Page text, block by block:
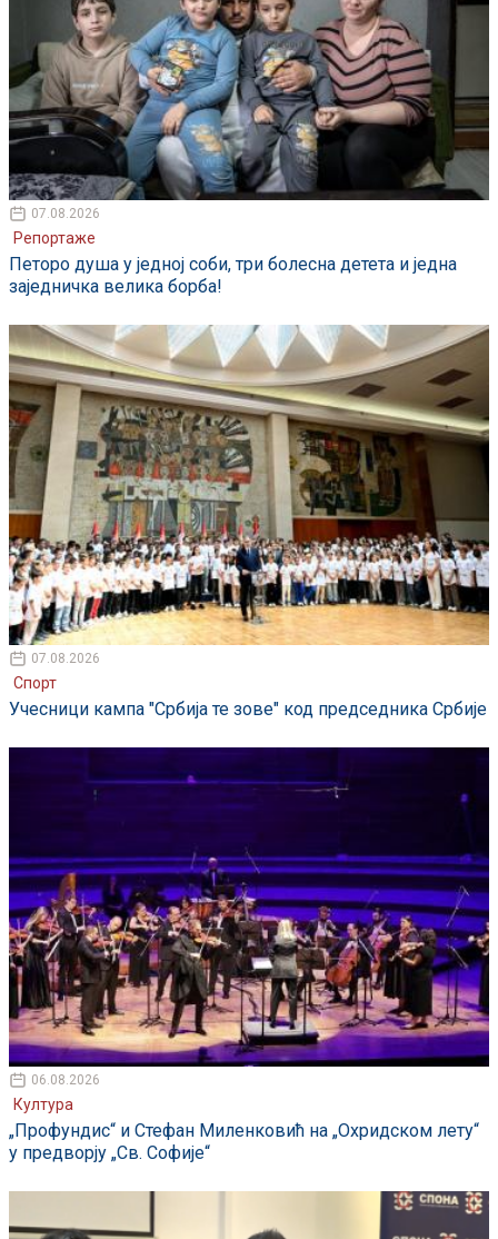
07.08.2026
Репортаже
Петоро душа у једној соби, три болесна детета и једна
заједничка велика борба!
07.08.2026
Спорт
Учесници кампа "Србија те зове" код председника Србије
06.08.2026
Култура
„Профундис“ и Стефан Миленковић на „Охридском лету“
у предворју „Св. Софије“